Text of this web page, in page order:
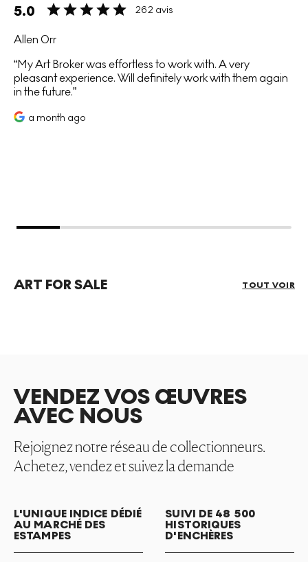
5.0 262 avis
Allen Orr
My Art Broker was effortless to work with. A very
pleasant experience. Will definitely work with them again
in the future.
a month ago
ART FOR SALE TOUT VOIR
VENDEZ VOS ŒUVRES
AVEC NOUS
Rejoignez notre réseau de collectionneurs.
Achetez, vendez et suivez la demande
L'UNIQUE INDICE DÉDIÉ
AU MARCHÉ DES
ESTAMPES
SUIVI DE 48 500
HISTORIQUES
D'ENCHÈRES